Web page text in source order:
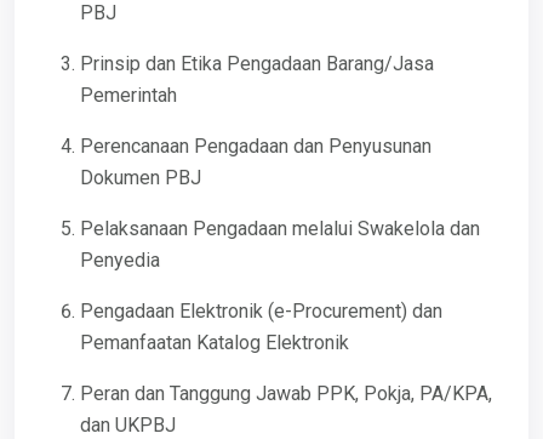
PBJ
Prinsip dan Etika Pengadaan Barang/Jasa
Pemerintah
Perencanaan Pengadaan dan Penyusunan
Dokumen PBJ
Pelaksanaan Pengadaan melalui Swakelola dan
Penyedia
Pengadaan Elektronik (e-Procurement) dan
Pemanfaatan Katalog Elektronik
Peran dan Tanggung Jawab PPK, Pokja, PA/KPA,
dan UKPBJ